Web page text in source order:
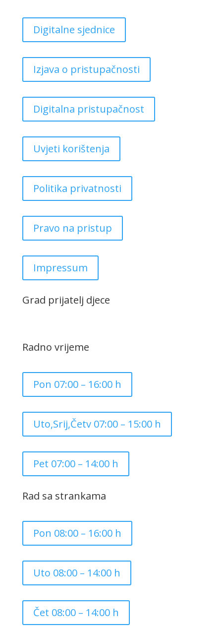
Digitalne sjednice
Izjava o pristupačnosti
Digitalna pristupačnost
Uvjeti korištenja
Politika privatnosti
Pravo na pristup
Impressum
Grad prijatelj djece
Radno vrijeme
Pon 07:00 – 16:00 h
Uto,Srij,Četv 07:00 – 15:00 h
Pet 07:00 – 14:00 h
Rad sa strankama
Pon 08:00 – 16:00 h
Uto 08:00 – 14:00 h
Čet 08:00 – 14:00 h